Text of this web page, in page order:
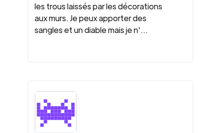
les trous laissés par les décorations
aux murs. Je peux apporter des
sangles et un diable mais je n'...